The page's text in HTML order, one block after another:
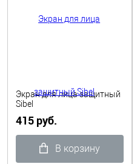
Экран для лица защитный
Sibel
415 руб.
В корзину